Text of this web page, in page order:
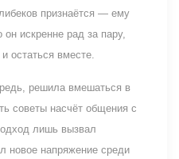
признаётся — ему
он искренне рад за пару,
остаться вместе.
решила вмешаться в
советы насчёт общения с
лишь вызвал
новое напряжение среди